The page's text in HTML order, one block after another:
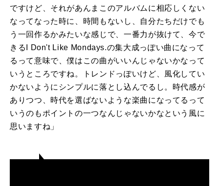
ですけど、それがあんまこのアルバムに相応しくない
なってなった時に、時間もないし、自分たちだけでも
う一回作るかみたいな感じで、一番力が抜けて、今で
きるI Don't Like Mondays.の集大成っぽい曲になって
るって意味で、僕はこの曲がいいんじゃないかなって
いうところですね。トレンドっぽいけど、風化してい
かないようにシンプルに落とし込んでるし。時代感が
ありつつ、時代を選ばないような楽曲になってるって
いうのもポイントの一つなんじゃないかなという風に
思いますね」